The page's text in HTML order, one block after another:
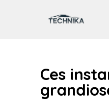
Ces